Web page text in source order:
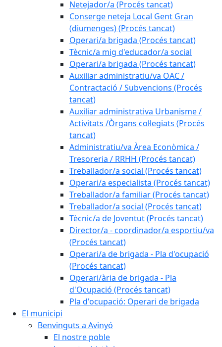
Netejador/a (Procés tancat)
Conserge neteja Local Gent Gran
(diumenges) (Procés tancat)
Operari/a brigada (Procés tancat)
Tècnic/a mig d'educador/a social
Operari/a brigada (Procés tancat)
Auxiliar administratiu/va OAC /
Contractació / Subvencions (Procés
tancat)
Auxiliar administrativa Urbanisme /
Activitats /Òrgans col·legiats (Procés
tancat)
Administratiu/va Àrea Econòmica /
Tresoreria / RRHH (Procés tancat)
Treballador/a social (Procés tancat)
Operari/a especialista (Procés tancat)
Treballador/a familiar (Procés tancat)
Treballador/a social (Procés tancat)
Tècnic/a de Joventut (Procés tancat)
Director/a - coordinador/a esportiu/va
(Procés tancat)
Operari/a de brigada - Pla d'ocupació
(Procés tancat)
Operari/ària de brigada - Pla
d'Ocupació (Procés tancat)
Pla d'ocupació: Operari de brigada
El municipi
Benvinguts a Avinyó
El nostre poble